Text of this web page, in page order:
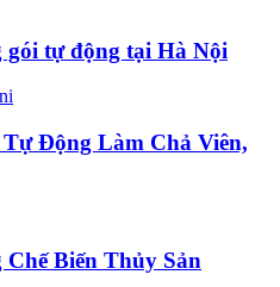
gói tự động tại Hà Nội
Động Làm Chả Viên,
Biến Thủy Sản